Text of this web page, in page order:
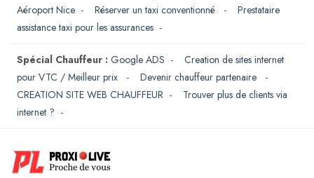
Aéroport Nice - Réserver un taxi conventionné - Prestataire
assistance taxi pour les assurances -
Spécial Chauffeur : Google ADS - Creation de sites internet
pour VTC / Meilleur prix
- Devenir chauffeur partenaire
-
CREATION SITE WEB CHAUFFEUR - Trouver plus de clients via
internet ? -